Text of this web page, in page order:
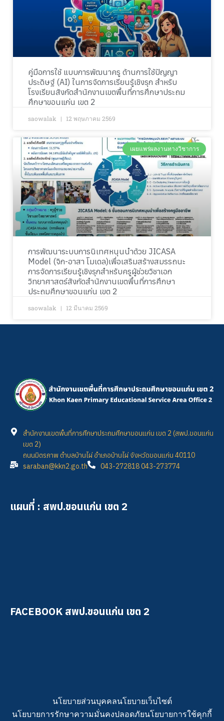
คู่มือการใช้ แบบการพัฒนาครู ด้านการใช้ปัญญา
ประดิษฐ์ (AI) ในการจัดการเรียนรู้เชิงรุก สำหรับ
โรงเรียนสังกัดสำนักงานเขตพื้นที่การศึกษาประถม
ศึกษาขอนแก่น เขต 2
saowalak 12 พฤษภาคม 2569
เผยแพร่ผลงานทางวิชาการ
การพัฒนาระบบการนิเทศหนุนนำด้วย JICASA
Model (จิก-อาสา โมเดล)เพื่อเสริมสร้างสมรรถนะ
การจัดการเรียนรู้เชิงรุกสำหรับครูผู้ช่วยวิชาเอก
วิทยาศาสตร์สังกัดสำนักงานเขตพื้นที่การศึกษา
ประถมศึกษาขอนแก่น เขต 2
saowalak 12 มีนาคม 2569
สำนักงานเขตพื้นที่การศึกษาประถมศึกษาขอนแก่น เขต 2 (สพป.ขอนแก่น
เขต 2)
ถนนมิตรภาพ ตำบลบ้านไผ่ อำเภอบ้านไผ่ จังหวัดขอนแก่น 40110
saraban@kkn2.go.th
043-272818 043-273774
แผนที่ : สพป.ขอนแก่น เขต 2
FACEBOOK สพป.ขอนแก่น เขต 2
นโยบายส่วนบุคคลนโยบายเว็บไซต์
นโยบายการรักษาความมั่นคงปลอดภัยนโยบายการใช้คุกกี้